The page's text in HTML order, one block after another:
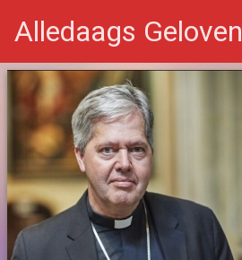
Alledaags Geloven